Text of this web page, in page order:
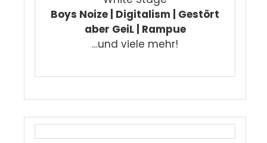
Boys Noize | Digitalism | Gestört
aber GeiL | Rampue
…und viele mehr!